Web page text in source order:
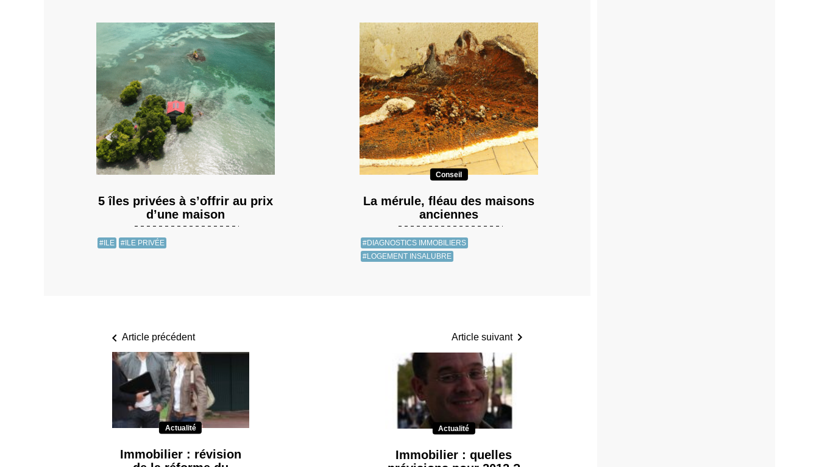
5 îles privées à s’offrir au prix
d’une maison
#ILE #ILE PRIVÉE
Conseil
La mérule, fléau des maisons
anciennes
#DIAGNOSTICS IMMOBILIERS
#LOGEMENT INSALUBRE
Article précédent
Actualité
Immobilier : révision
Article suivant
Actualité
Immobilier : quelles